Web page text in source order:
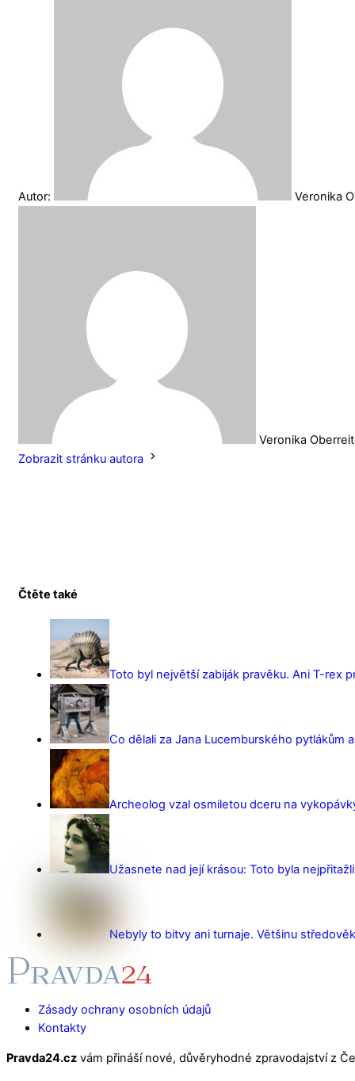
Autor: Veronika
Veronika
Zobrazit stránku autora
Čtěte také
Toto byl největší zabiják pravěku. Ani T-rex
Co dělali za Jana Lucemburského pytlákům
Archeolog vzal osmiletou dceru na
Užasnete nad její krásou: Toto byla
Nebyly to bitvy ani turnaje. Většinu
Zásady ochrany osobních údajů
Kontakty
Pravda24.cz vám přináší nové, důvěryhodné zpravodajství z